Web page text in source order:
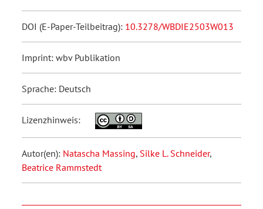
DOI (E-Paper-Teilbeitrag): 10.3278/WBDIE2503W013
Imprint: wbv Publikation
Sprache: Deutsch
Lizenzhinweis:
Autor(en): Natascha Massing, Silke L. Schneider,
Beatrice Rammstedt